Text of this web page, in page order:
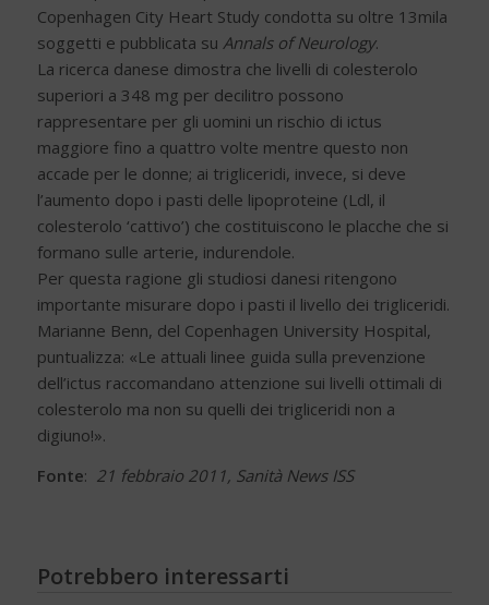
Copenhagen City Heart Study condotta su oltre 13mila
soggetti e pubblicata su Annals of Neurology.
La ricerca danese dimostra che livelli di colesterolo
superiori a 348 mg per decilitro possono
rappresentare per gli uomini un rischio di ictus
maggiore fino a quattro volte mentre questo non
accade per le donne; ai trigliceridi, invece, si deve
l’aumento dopo i pasti delle lipoproteine (Ldl, il
colesterolo ‘cattivo’) che costituiscono le placche che si
formano sulle arterie, indurendole.
Per questa ragione gli studiosi danesi ritengono
importante misurare dopo i pasti il livello dei trigliceridi.
Marianne Benn, del Copenhagen University Hospital,
puntualizza: «Le attuali linee guida sulla prevenzione
dell’ictus raccomandano attenzione sui livelli ottimali di
colesterolo ma non su quelli dei trigliceridi non a
digiuno!».
Fonte: 21 febbraio 2011, Sanità News ISS
Potrebbero interessarti